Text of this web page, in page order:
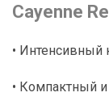
Cayenne
• Интенсивный
• Компактный и